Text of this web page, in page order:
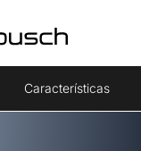
Características